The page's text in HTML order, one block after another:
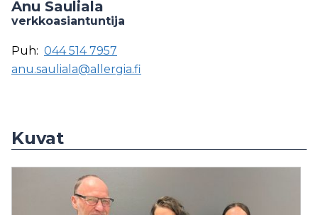
Anu Sauliala
verkkoasiantuntija
Puh: 044 514 7957
anu.sauliala@allergia.fi
Kuvat